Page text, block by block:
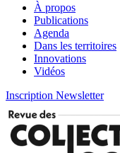
À propos
Publications
Agenda
Dans les territoires
Innovations
Vidéos
Inscription Newsletter